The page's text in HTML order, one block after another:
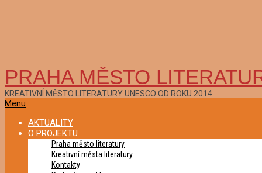
PRAHA MĚSTO
KREATIVNÍ MĚSTO LITERATURY UNESCO OD ROKU 2014
Primary
Menu
Menu
AKTUALITY
O PROJEKTU
Praha město literatury
Kreativní města literatury
Kontakty